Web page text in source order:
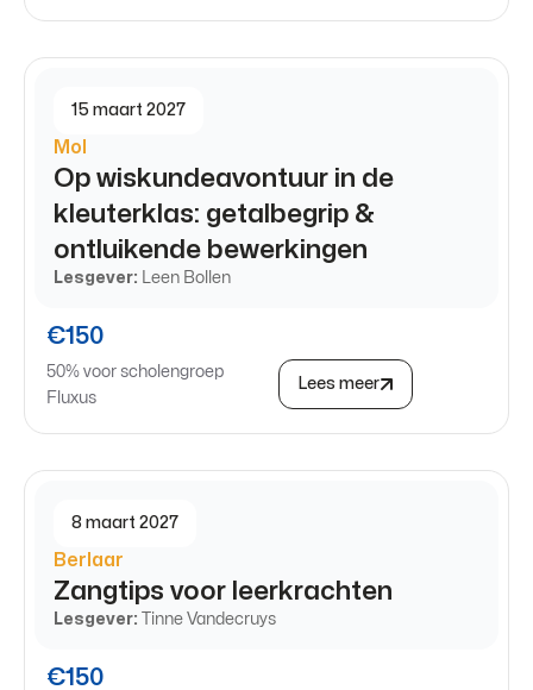
15 maart 2027
Mol
Op wiskundeavontuur in de
kleuterklas: getalbegrip &
ontluikende bewerkingen
Lesgever: Leen Bollen
€150
50% voor scholengroep
Fluxus
Lees meer
8 maart 2027
Berlaar
Zangtips voor leerkrachten
Lesgever: Tinne Vandecruys
€150